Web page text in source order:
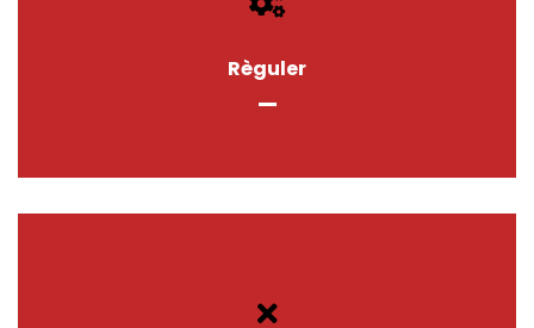
Règuler
Sanctionner